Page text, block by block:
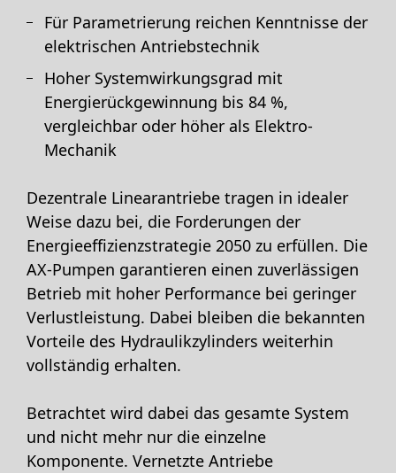
Für Parametrierung reichen Kenntnisse der
elektrischen Antriebstechnik
Hoher Systemwirkungsgrad mit
Energierückgewinnung bis 84 %,
vergleichbar oder höher als Elektro-
Mechanik
Dezentrale Linearantriebe tragen in idealer
Weise dazu bei, die Forderungen der
Energieeffizienzstrategie 2050 zu erfüllen. Die
AX-Pumpen garantieren einen zuverlässigen
Betrieb mit hoher Performance bei geringer
Verlustleistung. Dabei bleiben die bekannten
Vorteile des Hydraulikzylinders weiterhin
vollständig erhalten.
Betrachtet wird dabei das gesamte System
und nicht mehr nur die einzelne
Komponente. Vernetzte Antriebe